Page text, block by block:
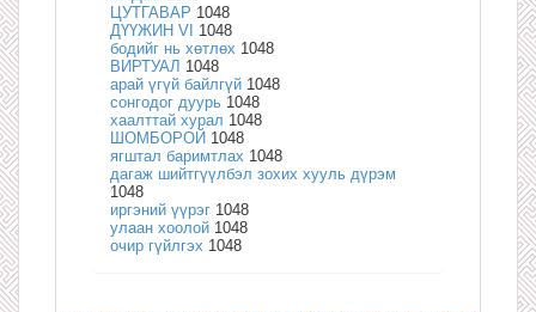
ЦУТГАВАР 1048
ДҮҮЖИН VI 1048
бодийг нь хөтлөх 1048
ВИРТУАЛ 1048
арай үгүй байлгүй 1048
сонгодог дуурь 1048
хаалттай хурал 1048
ШОМБОРОЙ 1048
ягштал баримтлах 1048
дагаж шийтгүүлбэл зохих хууль дүрэм
1048
иргэний үүрэг 1048
улаан хоолой 1048
очир гүйлгэх 1048